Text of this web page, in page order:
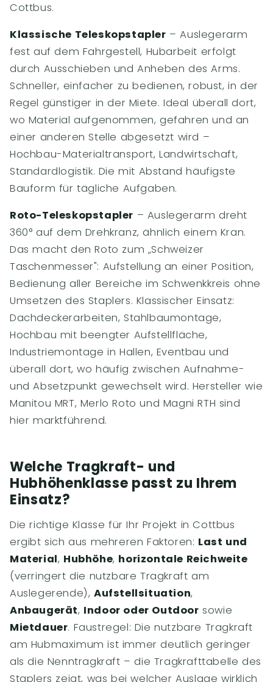
Cottbus.
Klassische Teleskopstapler – Auslegerarm
fest auf dem Fahrgestell, Hubarbeit erfolgt
durch Ausschieben und Anheben des Arms.
Schneller, einfacher zu bedienen, robust, in der
Regel günstiger in der Miete. Ideal überall dort,
wo Material aufgenommen, gefahren und an
einer anderen Stelle abgesetzt wird –
Hochbau-Materialtransport, Landwirtschaft,
Standardlogistik. Die mit Abstand häufigste
Bauform für tägliche Aufgaben.
Roto-Teleskopstapler – Auslegerarm dreht
360° auf dem Drehkranz, ähnlich einem Kran.
Das macht den Roto zum „Schweizer
Taschenmesser": Aufstellung an einer Position,
Bedienung aller Bereiche im Schwenkkreis ohne
Umsetzen des Staplers. Klassischer Einsatz:
Dachdeckerarbeiten, Stahlbaumontage,
Hochbau mit beengter Aufstellfläche,
Industriemontage in Hallen, Eventbau und
überall dort, wo häufig zwischen Aufnahme-
und Absetzpunkt gewechselt wird. Hersteller wie
Manitou MRT, Merlo Roto und Magni RTH sind
hier marktführend.
Welche Tragkraft- und
Hubhöhenklasse passt zu Ihrem
Einsatz?
Die richtige Klasse für Ihr Projekt in Cottbus
ergibt sich aus mehreren Faktoren: Last und
Material, Hubhöhe, horizontale Reichweite
(verringert die nutzbare Tragkraft am
Auslegerende), Aufstellsituation,
Anbaugerät, Indoor oder Outdoor sowie
Mietdauer. Faustregel: Die nutzbare Tragkraft
am Hubmaximum ist immer deutlich geringer
als die Nenntragkraft – die Tragkrafttabelle des
Staplers zeigt, was bei welcher Auslage wirklich